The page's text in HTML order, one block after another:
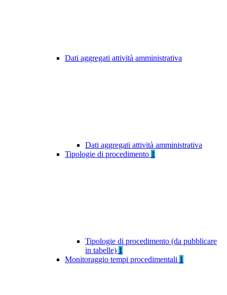
Dati aggregati attività amministrativa
Dati aggregati attività amministrativa
Tipologie di procedimento 1
Tipologie di procedimento (da pubblicare
in tabelle) 1
Monitoraggio tempi procedimentali 1